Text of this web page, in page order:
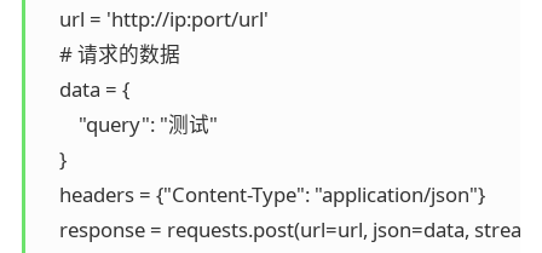
    url = 'http://ip:port/url'
    # 请求的数据
    data = {
        "query": "测试"
    }
    headers = {"Content-Type": "application/json"}
response = requests.post(url=url, json=data,